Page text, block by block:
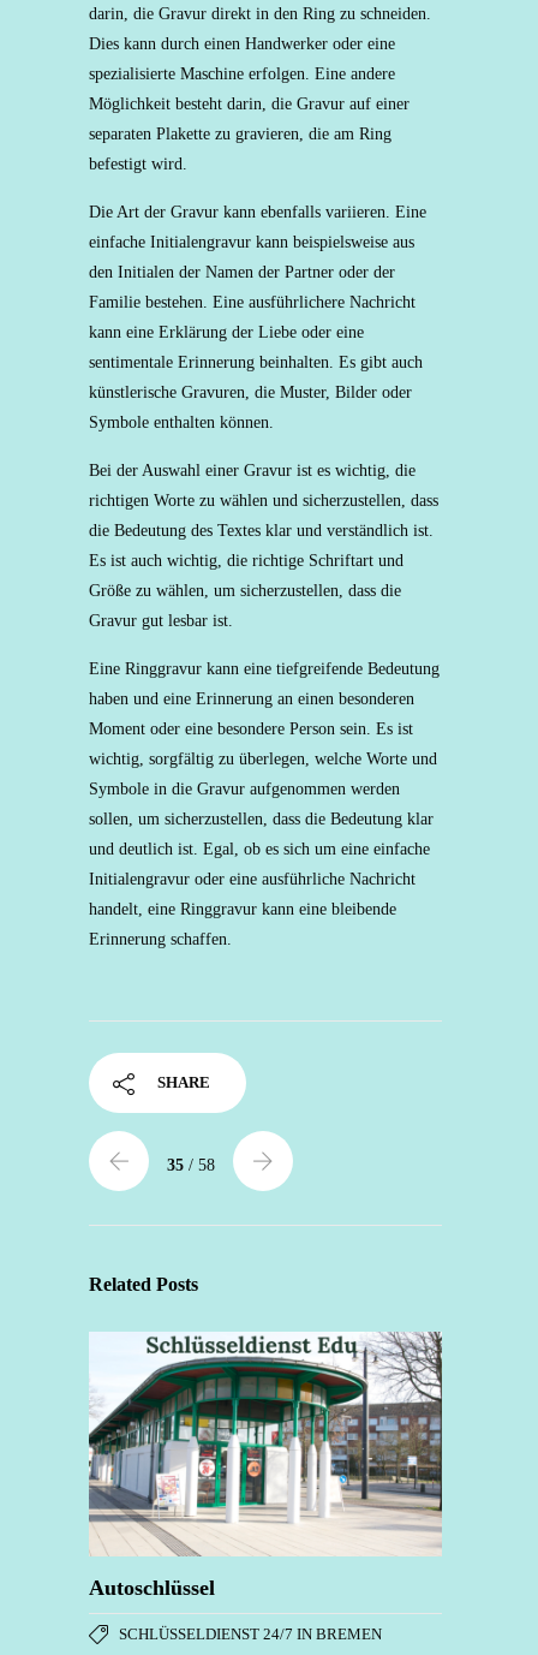
darin, die Gravur direkt in den Ring zu schneiden.
Dies kann durch einen Handwerker oder eine
spezialisierte Maschine erfolgen. Eine andere
Möglichkeit besteht darin, die Gravur auf einer
separaten Plakette zu gravieren, die am Ring
befestigt wird.
Die Art der Gravur kann ebenfalls variieren. Eine
einfache Initialengravur kann beispielsweise aus
den Initialen der Namen der Partner oder der
Familie bestehen. Eine ausführlichere Nachricht
kann eine Erklärung der Liebe oder eine
sentimentale Erinnerung beinhalten. Es gibt auch
künstlerische Gravuren, die Muster, Bilder oder
Symbole enthalten können.
Bei der Auswahl einer Gravur ist es wichtig, die
richtigen Worte zu wählen und sicherzustellen, dass
die Bedeutung des Textes klar und verständlich ist.
Es ist auch wichtig, die richtige Schriftart und
Größe zu wählen, um sicherzustellen, dass die
Gravur gut lesbar ist.
Eine Ringgravur kann eine tiefgreifende Bedeutung
haben und eine Erinnerung an einen besonderen
Moment oder eine besondere Person sein. Es ist
wichtig, sorgfältig zu überlegen, welche Worte und
Symbole in die Gravur aufgenommen werden
sollen, um sicherzustellen, dass die Bedeutung klar
und deutlich ist. Egal, ob es sich um eine einfache
Initialengravur oder eine ausführliche Nachricht
handelt, eine Ringgravur kann eine bleibende
Erinnerung schaffen.
SHARE
35 / 58
Related Posts
Autoschlüssel
SCHLÜSSELDIENST 24/7 IN BREMEN